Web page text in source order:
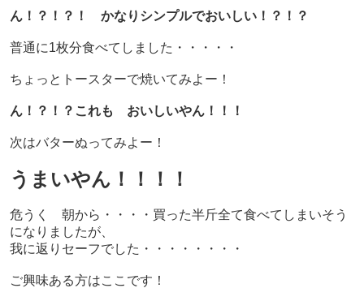
ん！？！？！ かなりシンプルでおいしい！？！？
普通に1枚分食べてしました・・・・・
ちょっとトースターで焼いてみよー！
ん！？！？これも おいしいやん！！！
次はバターぬってみよー！
うまいやん！！！！
危うく 朝から・・・・買った半斤全て食べてしまいそう
になりましたが、
我に返りセーフでした・・・・・・・・
ご興味ある方はここです！